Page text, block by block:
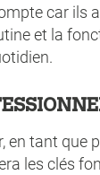
car ils
et la
en tant que
les clés